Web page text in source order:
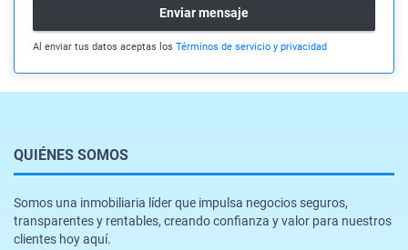
Enviar mensaje
Al enviar tus datos aceptas los Términos de servicio y privacidad
QUIÉNES SOMOS
Somos una inmobiliaria líder que impulsa negocios seguros,
transparentes y rentables, creando confianza y valor para nuestros
clientes hoy aquí.